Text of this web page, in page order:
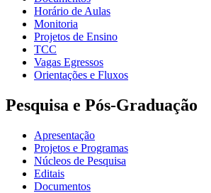
Horário de Aulas
Monitoria
Projetos de Ensino
TCC
Vagas Egressos
Orientações e Fluxos
Pesquisa e Pós-Graduação
Apresentação
Projetos e Programas
Núcleos de Pesquisa
Editais
Documentos